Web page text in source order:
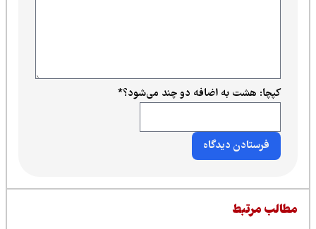
کپچا: هشت به اضافه دو چند می‌شود؟*
مرتبط